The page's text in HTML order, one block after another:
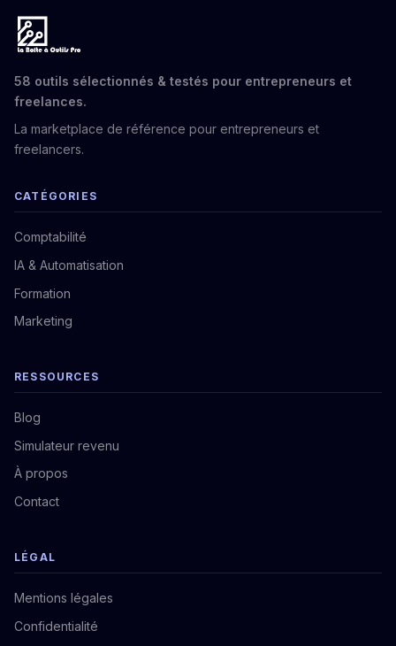
58 outils sélectionnés & testés pour entrepreneurs et
freelances.
La marketplace de référence pour entrepreneurs et
freelancers.
CATÉGORIES
Comptabilité
IA & Automatisation
Formation
Marketing
RESSOURCES
Blog
Simulateur revenu
À propos
Contact
LÉGAL
Mentions légales
Confidentialité